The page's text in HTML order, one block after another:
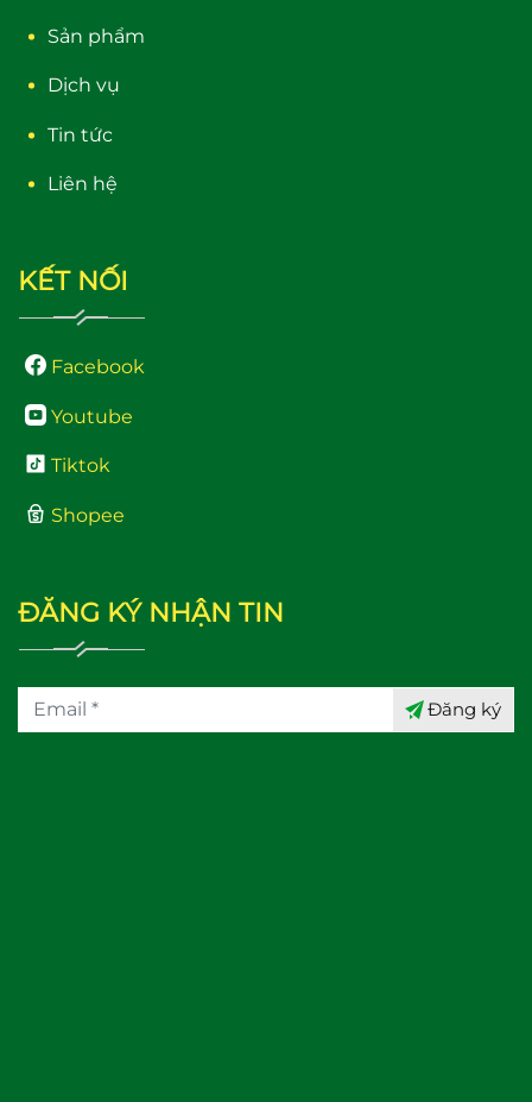
Sản phẩm
Dịch vụ
Tin tức
Liên hệ
KẾT NỐI
Facebook
Youtube
Tiktok
Shopee
ĐĂNG KÝ NHẬN TIN
Đăng ký